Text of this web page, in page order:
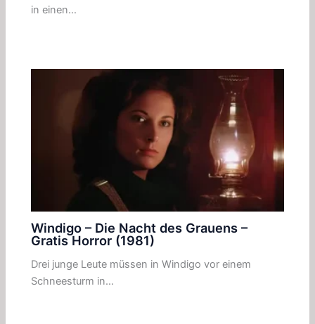
in einen…
Windigo – Die Nacht des Grauens –
Gratis Horror (1981)
Drei junge Leute müssen in Windigo vor einem
Schneesturm in…